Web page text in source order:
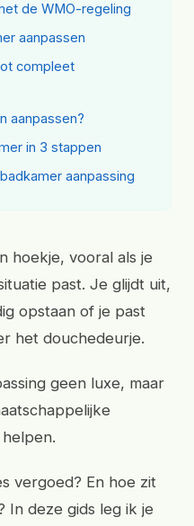
de WMO-regeling
aanpassen
compleet
aanpassen?
in 3 stappen
aanpassing
hoekje, vooral als je
past. Je glijdt uit,
opstaan of je past
het douchedeurje.
geen luxe, maar
vergoed? En hoe zit
In deze gids leg ik je